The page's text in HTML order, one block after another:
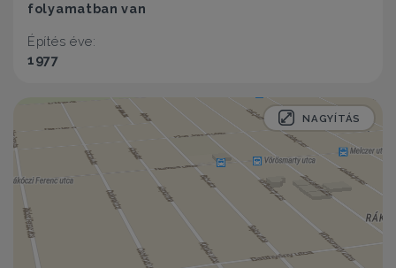
folyamatban van
Építés éve:
1977
NAGYÍTÁS